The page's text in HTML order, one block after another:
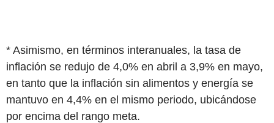
* Asimismo, en términos interanuales, la tasa de
inflación se redujo de 4,0% en abril a 3,9% en mayo,
en tanto que la inflación sin alimentos y energía se
mantuvo en 4,4% en el mismo periodo, ubicándose
por encima del rango meta.